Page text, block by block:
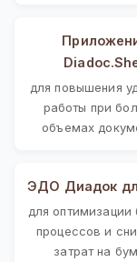
для повышения
работы при
объемах
ЭДО Диадок
для оптимизации
процессов и
затрат на